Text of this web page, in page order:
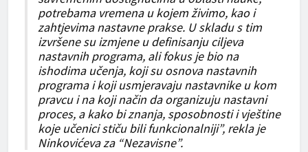
potrebama vremena u kojem živimo, kao i
zahtjevima nastavne prakse. U skladu s tim
izvršene su izmjene u definisanju ciljeva
nastavnih programa, ali fokus je bio na
ishodima učenja, koji su osnova nastavnih
programa i koji usmjeravaju nastavnike u kom
pravcu i na koji način da organizuju nastavni
proces, a kako bi znanja, sposobnosti i vještine
koje učenici stiču bili funkcionalniji”, rekla je
Ninkovićeva za “Nezavisne”.